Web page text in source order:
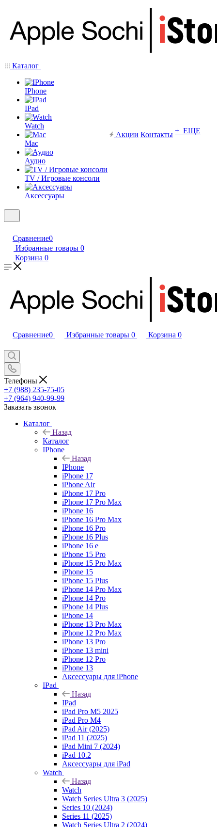
Каталог
IPhone
IPad
Watch
Mac
Аудио
TV / Игровые консоли
Аксессуары
Акции Контакты + ЕЩЕ
Сравнение0
Избранные товары 0
Корзина 0
Сравнение0 Избранные товары 0 Корзина 0
Телефоны
+7 (988) 235-75-05
+7 (964) 940-99-99
Заказать звонок
Каталог
Назад
Каталог
IPhone
Назад
IPhone
iPhone 17
iPhone Air
iPhone 17 Pro
iPhone 17 Pro Max
iPhone 16
iPhone 16 Pro Max
iPhone 16 Pro
iPhone 16 Plus
iPhone 16 e
iPhone 15 Pro
iPhone 15 Pro Max
iPhone 15
iPhone 15 Plus
iPhone 14 Pro Max
iPhone 14 Pro
iPhone 14 Plus
iPhone 14
iPhone 13 Pro Max
iPhone 12 Pro Max
iPhone 13 Pro
iPhone 13 mini
iPhone 12 Pro
iPhone 13
Аксессуары для iPhone
IPad
Назад
IPad
iPad Pro M5 2025
iPad Pro M4
iPad Air (2025)
iPad 11 (2025)
iPad Mini 7 (2024)
iPad 10.2
Аксессуары для iPad
Watch
Назад
Watch
Watch Series Ultra 3 (2025)
Series 10 (2024)
Series 11 (2025)
Watch Series Ultra 2 (2024)